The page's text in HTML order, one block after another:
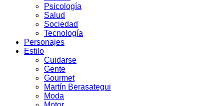
Psicología
Salud
Sociedad
Tecnología
Personajes
Estilo
Cuidarse
Gente
Gourmet
Martín Berasategui
Moda